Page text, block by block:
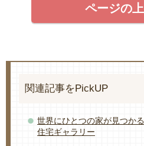
ページの
関連記事をPickUP
世界にひとつの家が見つか
住宅ギャラリー